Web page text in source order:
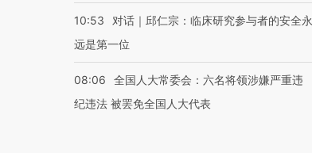
10:53
对话｜邱仁宗：临床研究参与者的安全永
远是第一位
08:06
全国人大常委会：六名将领涉嫌严重违
纪违法 被罢免全国人大代表